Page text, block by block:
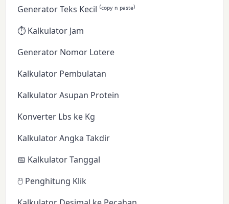
Generator Teks Kecil ⁽ᶜᵒᵖʸ ⁿ ᵖᵃˢᵗᵉ⁾
⏱️ Kalkulator Jam
Generator Nomor Lotere
Kalkulator Pembulatan
Kalkulator Asupan Protein
Konverter Lbs ke Kg
Kalkulator Angka Takdir
📅 Kalkulator Tanggal
🖱️ Penghitung Klik